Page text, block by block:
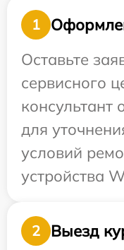
1
Оставьте
сервисного
консультант
для
условий
устройства
2
Выезд